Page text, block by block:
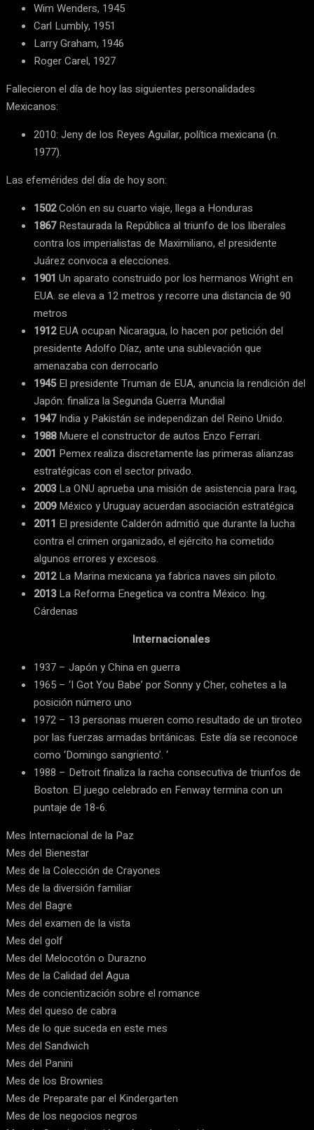
Wim Wenders, 1945
Carl Lumbly, 1951
Larry Graham, 1946
Roger Carel, 1927
Fallecieron el día de hoy las siguientes personalidades
Mexicanos:
2010: Jeny de los Reyes Aguilar, política mexicana (n.
1977).
Las efemérides del día de hoy son:
1502Colón en su cuarto viaje, llega a Honduras
1867Restaurada la República al triunfo de los liberales
contra los imperialistas de Maximiliano, el presidente
Juárez convoca a elecciones.
1901 Un aparato construido por los hermanos Wright en
EUA. se eleva a 12 metros y recorre una distancia de 90
metros
1912EUA ocupan Nicaragua, lo hacen por petición del
presidente Adolfo Díaz, ante una sublevación que
amenazaba con derrocarlo
1945El presidente Truman de EUA, anuncia la rendición del
Japón: finaliza la Segunda Guerra Mundial
1947India y Pakistán se independizan del Reino Unido.
1988Muere el constructor de autos Enzo Ferrari.
2001 Pemex realiza discretamente las primeras alianzas
estratégicas con el sector privado.
2003La ONU aprueba una misión de asistencia para Iraq,
2009México y Uruguay acuerdan asociación estratégica
2011 El presidente Calderón admitió que durante la lucha
contra el crimen organizado, el ejército ha cometido
algunos errores y excesos.
2012La Marina mexicana ya fabrica naves sin piloto.
2013La Reforma Enegetica va contra México: Ing.
Cárdenas
Internacionales
1937 – Japón y China en guerra
1965 – ‘I Got You Babe’ por Sonny y Cher, cohetes a la
posición número uno
1972 – 13 personas mueren como resultado de un tiroteo
por las fuerzas armadas británicas. Este día se reconoce
como ‘Domingo sangriento’. ‘
1988 – Detroit finaliza la racha consecutiva de triunfos de
Boston. El juego celebrado en Fenway termina con un
puntaje de 18-6.
Mes Internacional de la Paz
Mes del Bienestar
Mes de la Colección de Crayones
Mes de la diversión familiar
Mes del Bagre
Mes del examen de la vista
Mes del golf
Mes del Melocotón o Durazno
Mes de la Calidad del Agua
Mes de concientización sobre el romance
Mes del queso de cabra
Mes de lo que suceda en este mes
Mes del Sandwich
Mes del Panini
Mes de los Brownies
Mes de Preparate par el Kindergarten
Mes de los negocios negros